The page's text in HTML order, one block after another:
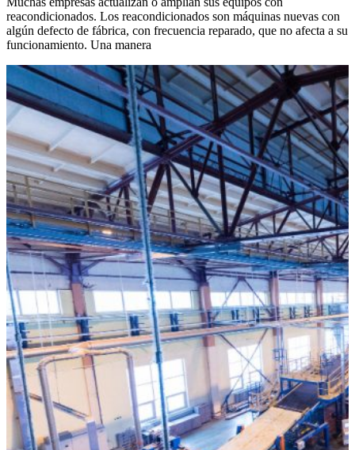
reacondicionados. Los reacondicionados son máquinas nuevas con
algún defecto de fábrica, con frecuencia reparado, que no afecta a su
funcionamiento. Una manera